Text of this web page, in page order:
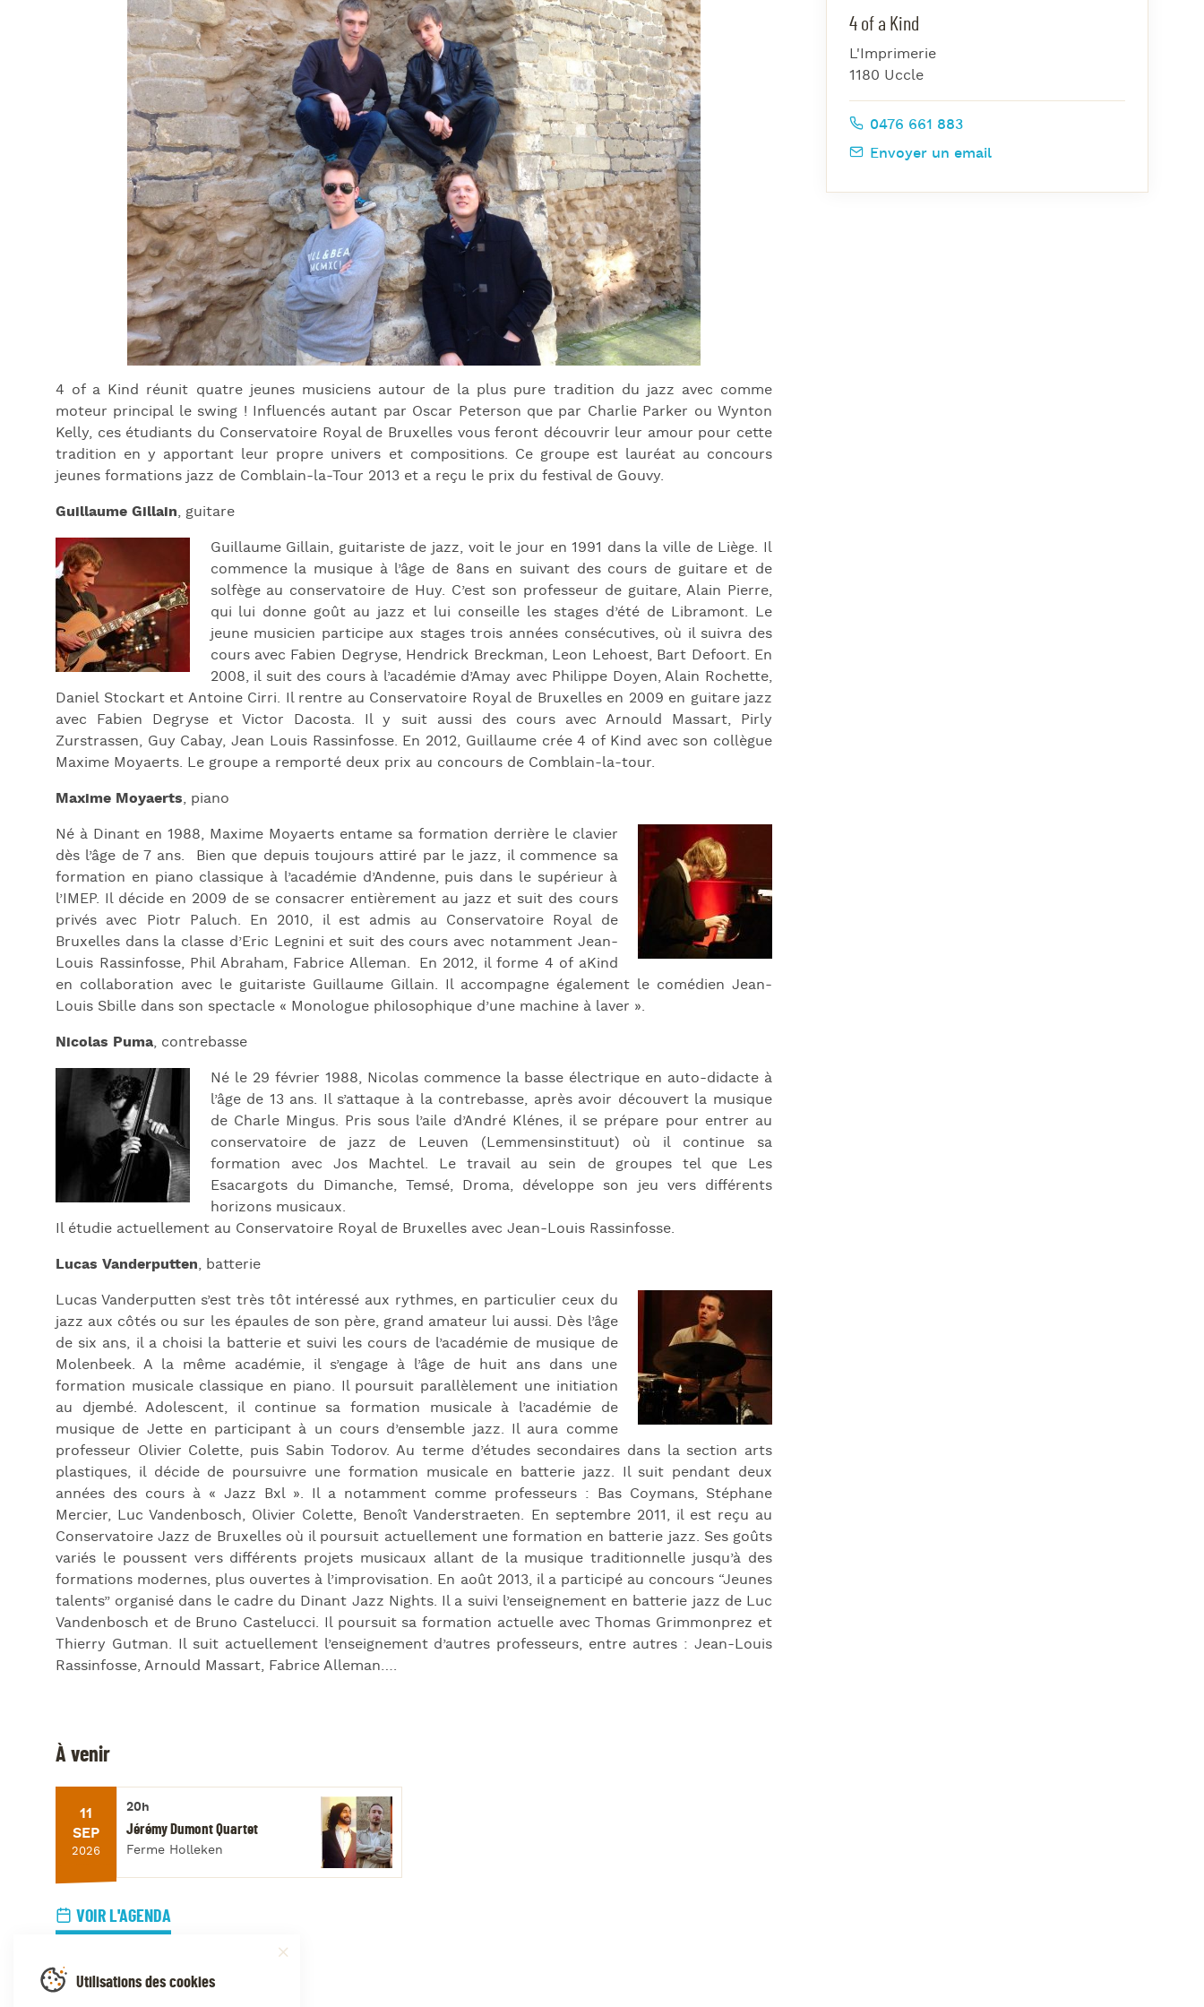
Les Midis-Jazz
Jazz au Pavillon
Jazz & Jam at CBG
4 of a Kind réunit quatre jeunes musiciens autour de la plus pure tradition du jazz avec comme
moteur principal le swing ! Influencés autant par Oscar Peterson que par Charlie Parker ou Wynton
Kelly, ces étudiants du Conservatoire Royal de Bruxelles vous feront découvrir leur amour pour cette
tradition en y apportant leur propre univers et compositions. Ce groupe est lauréat au concours
jeunes formations jazz de Comblain-la-Tour 2013 et a reçu le prix du festival de Gouvy.
Guillaume Gillain, guitare
Guillaume Gillain, guitariste de jazz, voit le jour en 1991 dans la ville de Liège. Il
commence la musique à l’âge de 8ans en suivant des cours de guitare et de
solfège au conservatoire de Huy. C’est son professeur de guitare, Alain Pierre,
qui lui donne goût au jazz et lui conseille les stages d’été de Libramont. Le
jeune musicien participe aux stages trois années consécutives, où il suivra des
cours avec Fabien Degryse, Hendrick Breckman, Leon Lehoest, Bart Defoort. En
2008, il suit des cours à l’académie d’Amay avec Philippe Doyen, Alain Rochette,
Daniel Stockart et Antoine Cirri. Il rentre au Conservatoire Royal de Bruxelles en 2009 en guitare jazz
avec Fabien Degryse et Victor Dacosta. Il y suit aussi des cours avec Arnould Massart, Pirly
Zurstrassen, Guy Cabay, Jean Louis Rassinfosse. En 2012, Guillaume crée 4 of Kind avec son collègue
Maxime Moyaerts. Le groupe a remporté deux prix au concours de Comblain-la-tour.
Maxime Moyaerts, piano
Né à Dinant en 1988, Maxime Moyaerts entame sa formation derrière le clavier
dès l’âge de 7 ans. Bien que depuis toujours attiré par le jazz, il commence sa
formation en piano classique à l’académie d’Andenne, puis dans le supérieur à
l’IMEP. Il décide en 2009 de se consacrer entièrement au jazz et suit des cours
privés avec Piotr Paluch. En 2010, il est admis au Conservatoire Royal de
Bruxelles dans la classe d’Eric Legnini et suit des cours avec notamment Jean-
Louis Rassinfosse, Phil Abraham, Fabrice Alleman. En 2012, il forme 4 of aKind
en collaboration avec le guitariste Guillaume Gillain. Il accompagne également le comédien Jean-
Louis Sbille dans son spectacle « Monologue philosophique d’une machine à laver ».
Nicolas Puma, contrebasse
Né le 29 février 1988, Nicolas commence la basse électrique en auto-didacte à
l’âge de 13 ans. Il s’attaque à la contrebasse, après avoir découvert la musique
de Charle Mingus. Pris sous l’aile d’André Klénes, il se prépare pour entrer au
conservatoire de jazz de Leuven (Lemmensinstituut) où il continue sa
formation avec Jos Machtel. Le travail au sein de groupes tel que Les
Esacargots du Dimanche, Temsé, Droma, développe son jeu vers différents
horizons musicaux.
Il étudie actuellement au Conservatoire Royal de Bruxelles avec Jean-Louis Rassinfosse.
Lucas Vanderputten, batterie
Lucas Vanderputten s’est très tôt intéressé aux rythmes, en particulier ceux du
jazz aux côtés ou sur les épaules de son père, grand amateur lui aussi. Dès l’âge
de six ans, il a choisi la batterie et suivi les cours de l’académie de musique de
Molenbeek. A la même académie, il s’engage à l’âge de huit ans dans une
formation musicale classique en piano. Il poursuit parallèlement une initiation
au djembé. Adolescent, il continue sa formation musicale à l’académie de
musique de Jette en participant à un cours d’ensemble jazz. Il aura comme
professeur Olivier Colette, puis Sabin Todorov. Au terme d’études secondaires dans la section arts
plastiques, il décide de poursuivre une formation musicale en batterie jazz. Il suit pendant deux
années des cours à « Jazz Bxl ». Il a notamment comme professeurs : Bas Coymans, Stéphane
Mercier, Luc Vandenbosch, Olivier Colette, Benoît Vanderstraeten. En septembre 2011, il est reçu au
Conservatoire Jazz de Bruxelles où il poursuit actuellement une formation en batterie jazz. Ses goûts
variés le poussent vers différents projets musicaux allant de la musique traditionnelle jusqu’à des
formations modernes, plus ouvertes à l’improvisation. En août 2013, il a participé au concours “Jeunes
talents” organisé dans le cadre du Dinant Jazz Nights. Il a suivi l’enseignement en batterie jazz de Luc
Vandenbosch et de Bruno Castelucci. Il poursuit sa formation actuelle avec Thomas Grimmonprez et
Thierry Gutman. Il suit actuellement l’enseignement d’autres professeurs, entre autres : Jean-Louis
Rassinfosse, Arnould Massart, Fabrice Alleman….
4 of a Kind
L'Imprimerie
1180 Uccle
0476 661 883
Envoyer un email
À venir
11
SEP
2026
20h
Jérémy Dumont Quartet
Ferme Holleken
VOIR L'AGENDA
Utilisations des cookies